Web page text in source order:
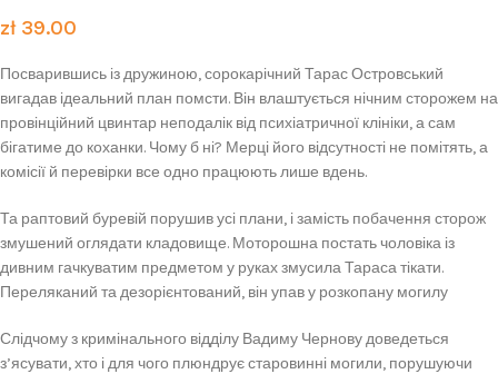
zł39.00
Посварившись із дружиною, сорокарічний Тарас Островський
вигадав ідеальний план помсти. Він влаштується нічним сторожем на
провінційний цвинтар неподалік від психіатричної клініки, а сам
бігатиме до коханки. Чому б ні? Мерці його відсутності не помітять, а
комісії й перевірки все одно працюють лише вдень.
Та раптовий буревій порушив усі плани, і замість побачення сторож
змушений оглядати кладовище. Моторошна постать чоловіка із
дивним гачкуватим предметом у руках змусила Тараса тікати.
Переляканий та дезорієнтований, він упав у розкопану могилу
Слідчому з кримінального відділу Вадиму Чернову доведеться
з’ясувати, хто і для чого плюндрує старовинні могили, порушуючи